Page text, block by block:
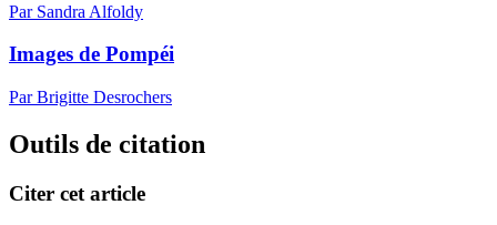
Par Sandra Alfoldy
Images de Pompéi
Par Brigitte Desrochers
Outils de citation
Citer cet article